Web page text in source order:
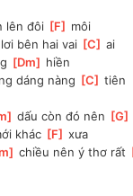
lên đôi [F
môi
bên hai vai [C ] ai
[Dm
hiền
dáng nàng [C ] tiên
] dấu còn đó nên [G
khác [F ] xưa
] chiều nên ý thơ rất [